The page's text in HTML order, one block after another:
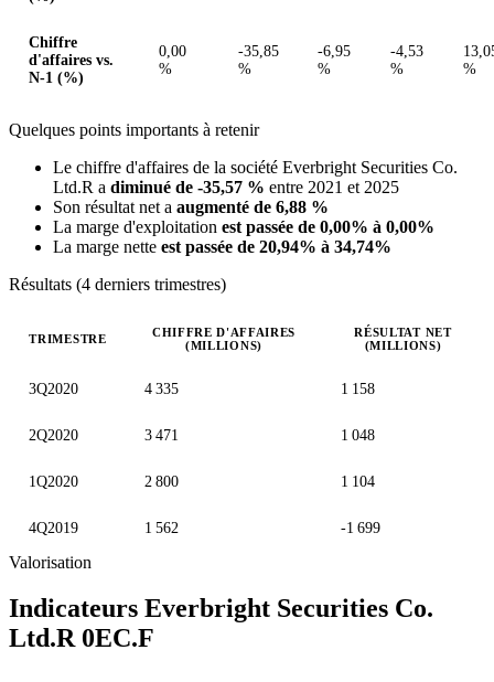
Chiffre
d'affaires vs.
N-1 (%)
0,00
%
-35,85
%
-6,95
%
-4,53
%
%
Quelques points importants à retenir
Le chiffre d'affaires de la société Everbright Securities Co.
Ltd.R a diminué de -35,57 % entre 2021 et 2025
Son résultat net a augmenté de 6,88 %
La marge d'exploitation est passée de 0,00% à 0,00%
La marge nette est passée de 20,94% à 34,74%
Résultats (4 derniers trimestres)
TRIMESTRE
CHIFFRE D'AFFAIRES
(MILLIONS)
RÉSULTAT NET
(MILLIONS)
3Q2020 4 335 1 158
2Q2020 3 471 1 048
1Q2020 2 800 1 104
4Q2019 1 562 -1 699
Valorisation
Indicateurs Everbright Securities Co.
Ltd.R 0EC.F